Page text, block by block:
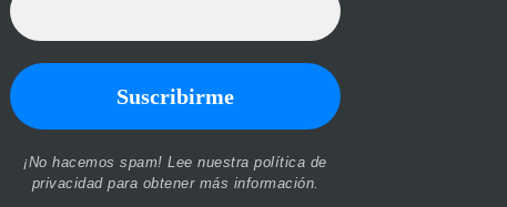
¡No hacemos spam! Lee nuestrapolítica de
privacidadpara obtener más información.